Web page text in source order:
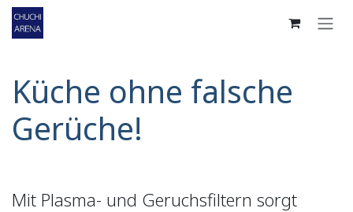
Zum Inhalt springen
Küche ohne falsche
Gerüche!
Mit Plasma- und Geruchsfiltern sorgt